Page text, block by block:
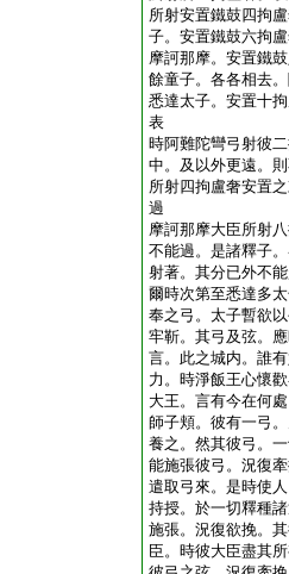
所射安置鐵鼓四拘
子。安置鐵鼓六拘
摩訶那摩。安置鐵
餘童子。各各相去
悉達太子。安置十
表
時阿難陀彎弓射彼
中。及以外更遠。
所射四拘盧奢安置
過
摩訶那摩大臣所射
不能過。是諸釋子
射著。其分已外不
爾時次第至悉達多
奉之弓。太子暫欲
牢靳。其弓及弦。
言。此之城内。誰
力。時淨飯王心懷
大王。言有今在何
師子頬。彼有一弓
養之。然其彼弓。
能施張彼弓。況復
遣取弓來。是時使
持授。於一切釋種
施張。況復欲挽。
臣。時彼大臣盡其